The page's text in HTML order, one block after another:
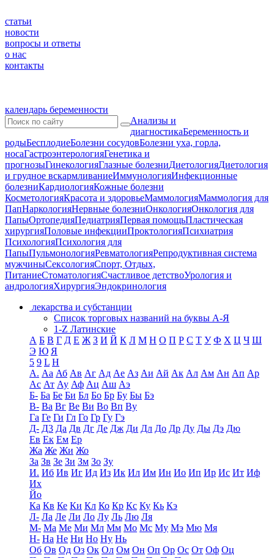
статьи
новости
вопросы и ответы
о нас
контакты
календарь беременности
Анализы и
диагностикаБеременность и
родыБесплодиеБолезни сосудовБолезни уха, горла,
носаГастроэнтерологияГенетика и
прогнозыГинекологияГлазные болезниДиетологияДиетология
и грудное вскармливаниеИммунологияИнфекционные
болезниКардиологияКожные болезни
КосметологияКрасота и здоровьеМаммологияМаммология для
ПапНаркологияНервные болезниОнкологияОнкология для
ПапыОртопедияПедиатрияПервая помощьПластическая
хирургияПоловые инфекцииПроктологияПсихиатрия
ПсихологияПсихология для
ПапыПульмонологияРевматологияРепродуктивная система
мужчиныСексологияСпорт, Отдых,
ПитаниеСтоматологияСчастливое детствоУрология и
андрологияХирургияЭндокринология
лекарства и субстанции
Список торговых названий на буквы А-Я
1-Z Латинские
А Б В Г Д Е Ж З И Й К Л М Н О П Р С Т У Ф Х Ц Ч Ш
Э Ю Я
5 9 L H
А. Аа Аб Ав Аг Ад Ае Аз Аи Ай Ак Ал Ам Ан Ап Ар
Ас Ат Ау Аф Ац Аш Аэ
Б- Ба Бе Би Бл Бо Бр Бу Бы Бэ
В- Ва Вг Ве Ви Во Вп Ву
Га Ге Ги Гл Го Гр Гу Гэ
Д- Д3 Да Дв Дг Де Дж Ди Дл До Др Ду Ды Дэ Дю
Ев Ек Ем Ер
Жа Же Жи Жо
За Зв Зе Зи Зм Зо Зу
И. Иб Ив Иг Ид Из Ик Ил Им Ин Ио Ип Ир Ис Ит Иф
Их
Йо
Ка Кв Ке Ки Кл Ко Кр Кс Ку Кь Кэ
Л- Ла Ле Ли Ло Лу Ль Лю Ля
М- Ма Ме Ми Мл Мм Мо Мс Му Мэ Мю Мя
Н- На Не Ни Но Ну Нь
Об Ов Од Оз Ок Ол Ом Он Оп Ор Ос От Оф Оц